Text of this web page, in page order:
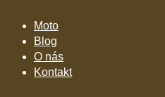
Moto
Blog
O nás
Kontakt